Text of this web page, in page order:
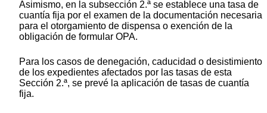
Asimismo, en la subsección 2.ª se establece una tasa de
cuantía fija por el examen de la documentación necesaria
para el otorgamiento de dispensa o exención de la
obligación de formular OPA.
Para los casos de denegación, caducidad o desistimiento
de los expedientes afectados por las tasas de esta
Sección 2.ª, se prevé la aplicación de tasas de cuantía
fija.